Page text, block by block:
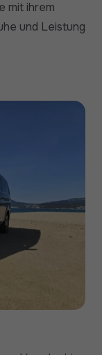
mit ihrem
und Leistung